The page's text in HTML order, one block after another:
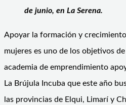
de junio, en La Serena.
Apoyar la formación y
mujeres es uno de los objetivos
academia de emprendimiento
La Brújula Incuba que este año
las provincias de Elqui, Limarí y